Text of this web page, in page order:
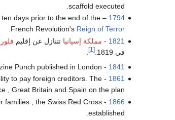
scaffold executed.
1794
– The 16
days prior to the end of the
French Revolution's Reign of Terror
.
1821
- مملكة إسپانيا تتنازل عن إقليم
في 1819.
[1]
1841
- The satirical magazine Punch published in London .
1861
to pay foreign creditors. The
, Great Britain and Spain on the plan.
1866
families , the Swiss Red Cross
established.